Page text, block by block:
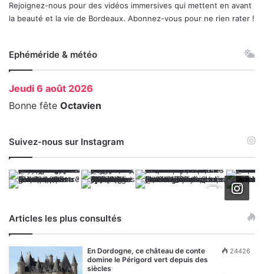
Rejoignez-nous pour des vidéos immersives qui mettent en avant
la beauté et la vie de Bordeaux. Abonnez-vous pour ne rien rater !
Ephéméride & météo
Jeudi 6 août 2026
Bonne fête Octavien
Suivez-nous sur Instagram
Articles les plus consultés
24426
En Dordogne, ce château de conte
domine le Périgord vert depuis des
siècles